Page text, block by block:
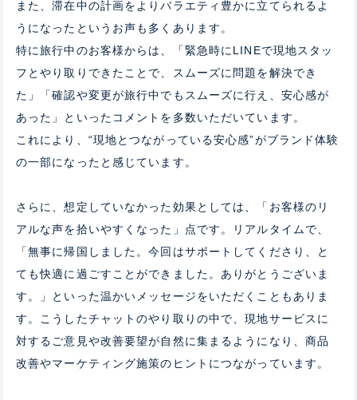
また、滞在中の計画をよりバラエティ豊かに立てられるよ
うになったというお声も多くあります。
特に旅行中のお客様からは、「緊急時にLINEで現地スタッ
フとやり取りできたことで、スムーズに問題を解決でき
た」「確認や変更が旅行中でもスムーズに行え、安心感が
あった」といったコメントを多数いただいています。
これにより、“現地とつながっている安心感”がブランド体験
の一部になったと感じています。
さらに、想定していなかった効果としては、「お客様のリ
アルな声を拾いやすくなった」点です。リアルタイムで、
「無事に帰国しました。今回はサポートしてくださり、と
ても快適に過ごすことができました。ありがとうございま
す。」といった温かいメッセージをいただくこともありま
す。こうしたチャットのやり取りの中で、現地サービスに
対するご意見や改善要望が自然に集まるようになり、商品
改善やマーケティング施策のヒントにつながっています。